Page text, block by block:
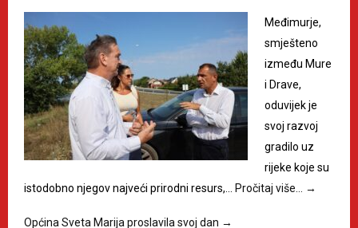
Međimurje,
smješteno
između Mure
i Drave,
oduvijek je
svoj razvoj
gradilo uz
rijeke koje su
istodobno njegov najveći prirodni resurs,… Pročitaj više… →
Općina Sveta Marija proslavila svoj dan →